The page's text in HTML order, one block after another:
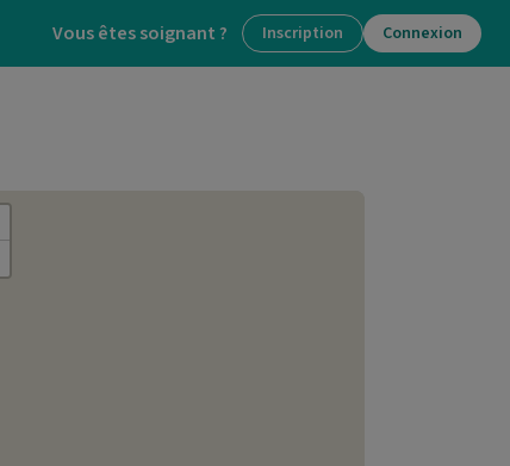
Vous êtes soignant ? Inscription Connexion